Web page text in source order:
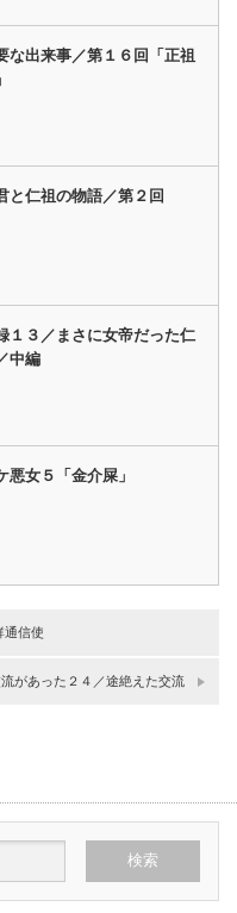
な出来事／第１６回「正祖
と仁祖の物語／第２回
１３／まさに女帝だった仁
中編
悪女５「金介屎」
通信使
があった２４／途絶えた交流